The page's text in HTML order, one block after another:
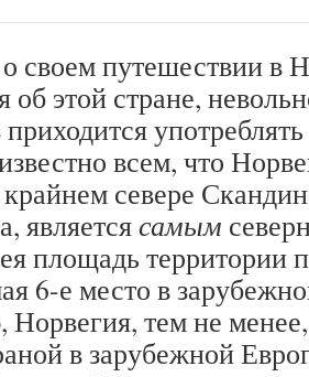
своем путешествии в
об этой стране,
приходится
всем, что
севере
являетсясамым
площадь территории
6-е место в
Норвегия, тем не
в зарубежной